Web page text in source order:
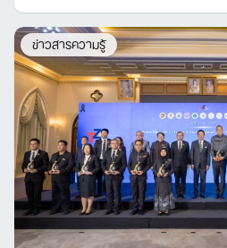
ข่าวสารความรู้